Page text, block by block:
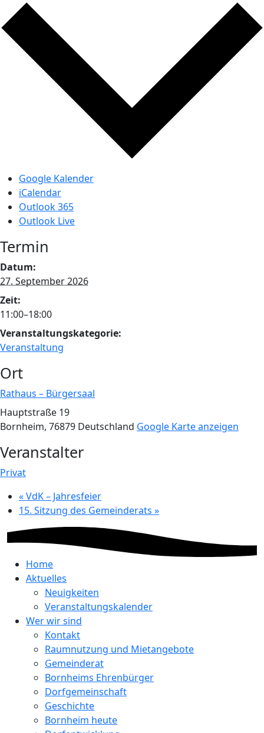
Google Kalender
iCalendar
Outlook 365
Outlook Live
Termin
Datum:
27. September 2026
Zeit:
11:00–18:00
Veranstaltungskategorie:
Veranstaltung
Ort
Rathaus – Bürgersaal
Hauptstraße 19
Bornheim, 76879 Deutschland Google Karte anzeigen
Veranstalter
Privat
«VdK – Jahresfeier
15. Sitzung des Gemeinderats »
Home
Aktuelles
Neuigkeiten
Veranstaltungskalender
Wer wir sind
Kontakt
Raumnutzung und Mietangebote
Gemeinderat
Bornheims Ehrenbürger
Dorfgemeinschaft
Geschichte
Bornheim heute